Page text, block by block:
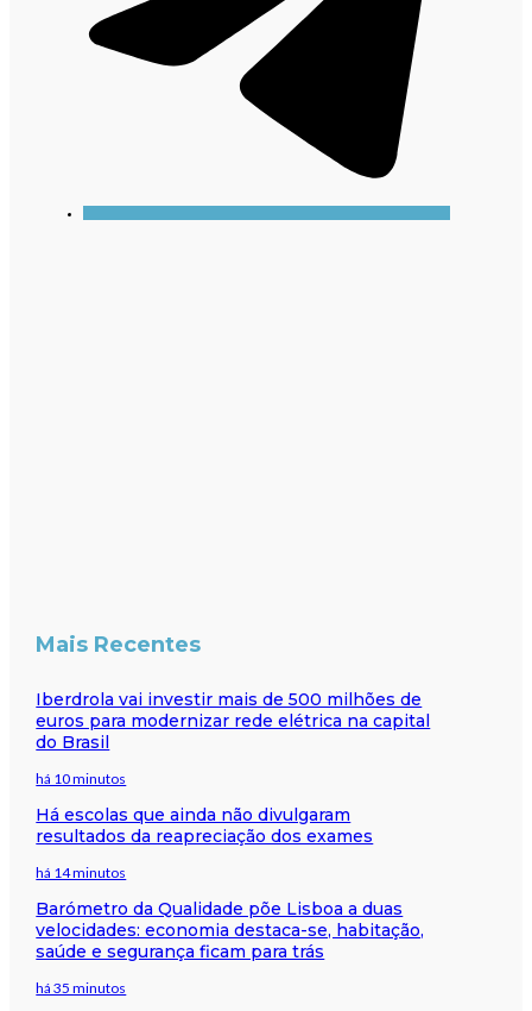
Mais Recentes
Iberdrola vai investir mais de 500 milhões de
euros para modernizar rede elétrica na capital
do Brasil
há 10 minutos
Há escolas que ainda não divulgaram
resultados da reapreciação dos exames
há 14 minutos
Barómetro da Qualidade põe Lisboa a duas
velocidades: economia destaca-se, habitação,
saúde e segurança ficam para trás
há 35 minutos